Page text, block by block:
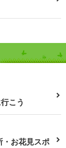
こう
・お花見スポ